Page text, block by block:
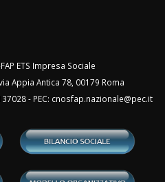
ETS Impresa Sociale
Appia Antica 78, 00179 Roma
- PEC: cnosfap.nazionale@pec.it